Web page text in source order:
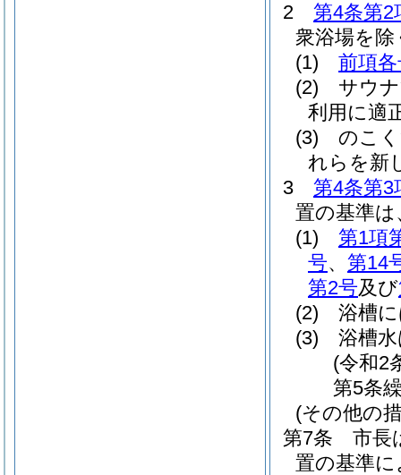
2
第4条第2
衆浴場を除
(1)
前項
(2)
サウ
利用に適
(3)
のこ
れらを新
3
第4条第3
置の基準
(1)
第1項
号、 第14
第2号及び
(2)
浴槽
(3)
浴槽
(令和2
第5条
(その他の
第7条
市長
置の基準